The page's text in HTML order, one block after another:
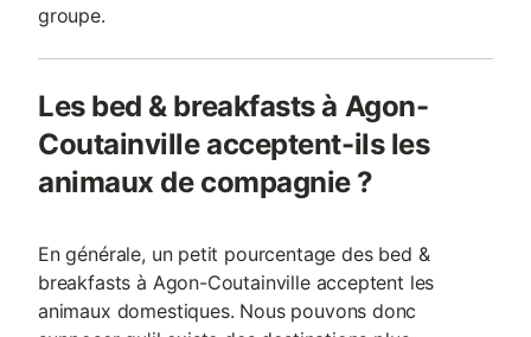
groupe.
Les bed & breakfasts à Agon-
Coutainville acceptent-ils les
animaux de compagnie ?
En générale, un petit pourcentage des bed &
breakfasts à Agon-Coutainville acceptent les
animaux domestiques. Nous pouvons donc